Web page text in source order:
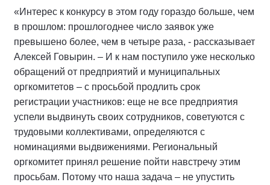
«Интерес к конкурсу в этом году гораздо больше, чем
в прошлом: прошлогоднее число заявок уже
превышено более, чем в четыре раза, - рассказывает
Алексей Говырин. – И к нам поступило уже несколько
обращений от предприятий и муниципальных
оргкомитетов – с просьбой продлить срок
регистрации участников: еще не все предприятия
успели выдвинуть своих сотрудников, советуются с
трудовыми коллективами, определяются с
номинациями выдвижениями. Региональный
оргкомитет принял решение пойти навстречу этим
просьбам. Потому что наша задача – не упустить